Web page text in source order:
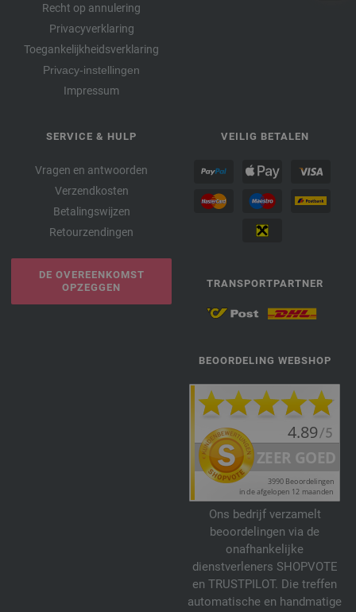
Recht op annulering
Privacyverklaring
Toegankelijkheidsverklaring
Privacy-instellingen
Impressum
SERVICE & HULP
Vragen en antwoorden
Verzendkosten
Betalingswijzen
Retourzendingen
DE OVEREENKOMST
OPZEGGEN
VEILIG BETALEN
TRANSPORTPARTNER
BEOORDELING WEBSHOP
Ons bedrijf verzamelt
beoordelingen via de
onafhankelijke
dienstverleners SHOPVOTE
en TRUSTPILOT. Die treffen
automatische en handmatige